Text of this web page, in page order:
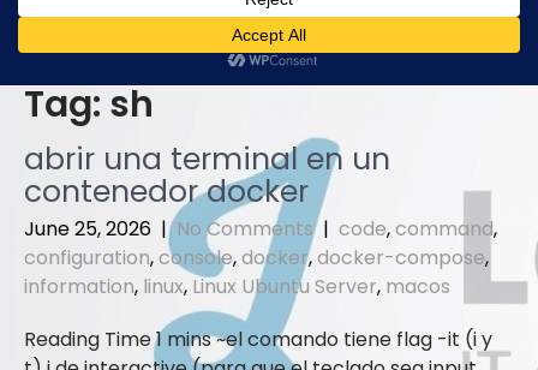
Tag: sh
abrir una terminal en un
contenedor docker
June 25, 2026 |No Comments | code,command,
configuration,console,docker,docker-compose,
information, linux, Linux Ubuntu Server, macos
el comando tiene flag -it (i y